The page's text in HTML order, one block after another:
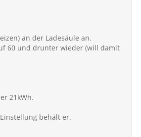
an der Ladesäule an.
60 und drunter wieder (will damit
21kWh.
behält er.